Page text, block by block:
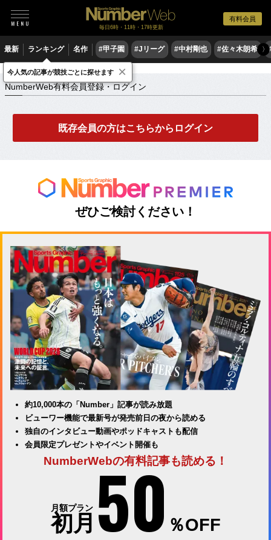
有料会員
毎日6時・11時・17時更新
最新 ランキング 名作 #甲子園 #Jリーグ #中村剛也 #佐々木朗希 〉
NumberWeb有料会員登録・ログイン
NumberWeb有料会員登録・ログイン
既存会員の方はこちらからログイン
ぜひご検討ください！
約10,000本の「Number」記事が読み放題
ビューワー機能で最新号が発売前日の夜から読める
独自のインタビュー動画やポッドキャストも配信
会員限定プレゼントやイベント開催も
NumberWebの有料記事も読める！
月額プラン
初月 50 ％OFF
今人気の記事が競技ごとに探せます ×